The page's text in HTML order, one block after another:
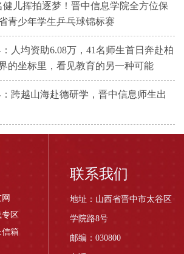
健儿挥拍逐梦！晋中信息学院全方位保
青少年学生乒乓球锦标赛
人均资助6.08万，41名师生首日奔赴柏
坐标里，看见教育的另一种可能
跨越山海赴德研学，晋中信息师生出
区
信箱
联系我们
地址：山西省晋中市太谷区
学院路8号
邮编：030800